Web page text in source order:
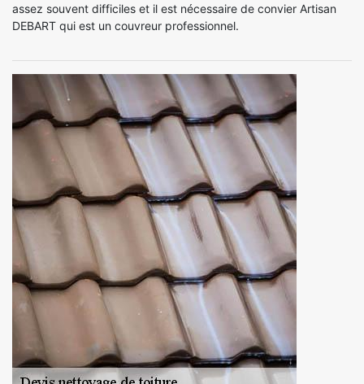
assez souvent difficiles et il est nécessaire de convier Artisan
DEBART qui est un couvreur professionnel.